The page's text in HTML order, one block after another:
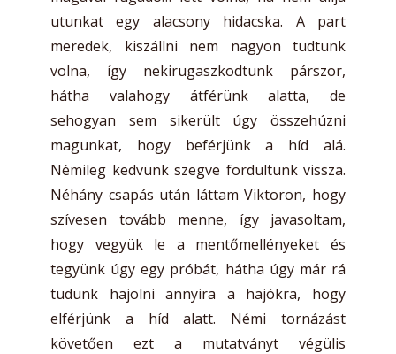
utunkat egy alacsony hidacska. A part
meredek, kiszállni nem nagyon tudtunk
volna, így nekirugaszkodtunk párszor,
hátha valahogy átférünk alatta, de
sehogyan sem sikerült úgy összehúzni
magunkat, hogy beférjünk a híd alá.
Némileg kedvünk szegve fordultunk vissza.
Néhány csapás után láttam Viktoron, hogy
szívesen tovább menne, így javasoltam,
hogy vegyük le a mentőmellényeket és
tegyünk úgy egy próbát, hátha úgy már rá
tudunk hajolni annyira a hajókra, hogy
elférjünk a híd alatt. Némi tornázást
követően ezt a mutatványt végülis